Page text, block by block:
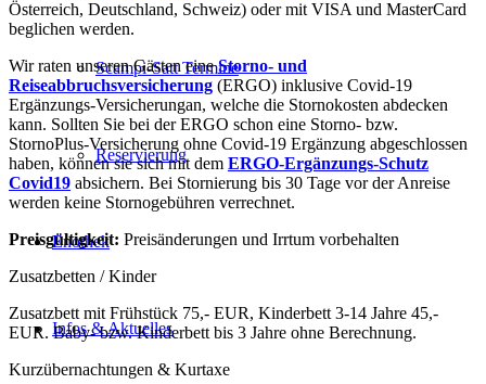
Scampi-Satt Termine
Reservierung
Enothek
Infos & Aktuelles
Österreich, Deutschland, Schweiz) oder mit VISA und MasterCard
beglichen werden.
Wir raten unseren Gästen eineStorno- und
Reiseabbruchsversicherung (ERGO) inklusive Covid-19
Ergänzungs-Versicherungan, welche die Stornokosten abdecken
kann. Sollten Sie bei der ERGO schon eine Storno- bzw.
StornoPlus-Versicherung ohne Covid-19 Ergänzung abgeschlossen
haben, können sie sich mit dem ERGO-Ergänzungs-Schutz
Covid19 absichern. Bei Stornierung bis 30 Tage vor der Anreise
werden keine Stornogebühren verrechnet.
Preisgültigkeit: Preisänderungen und Irrtum vorbehalten
Zusatzbetten / Kinder
Zusatzbett mit Frühstück 75,- EUR, Kinderbett 3-14 Jahre 45,-
EUR. Baby- bzw. Kinderbett bis 3 Jahre ohne Berechnung.
Kurzübernachtungen & Kurtaxe